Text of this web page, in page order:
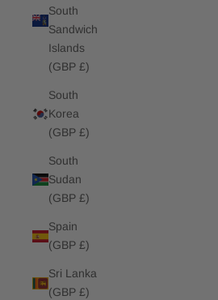
South
Sandwich
Islands
(GBP £)
South
Korea
(GBP £)
South
Sudan
(GBP £)
Spain
(GBP £)
Sri Lanka
(GBP £)